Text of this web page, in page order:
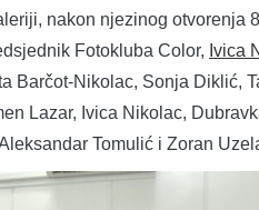
nakon njezinog otvorenja
Fotokluba Color, Ivica
Barčot-Nikolac, Sonja Diklić,
Lazar, Ivica Nikolac,
Tomulić i Zoran